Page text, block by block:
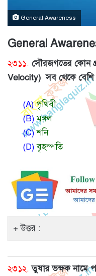
General Awareness
General
২৩১১. সৌরজগতের কোন
Velocity) সব থেকে বেশি
(A)পৃথিবী
(B)মঙ্গল
(C)শনি
(D)বৃহস্পতি
উত্তর :
২৩১২. তুষার ভক্ষক নামে